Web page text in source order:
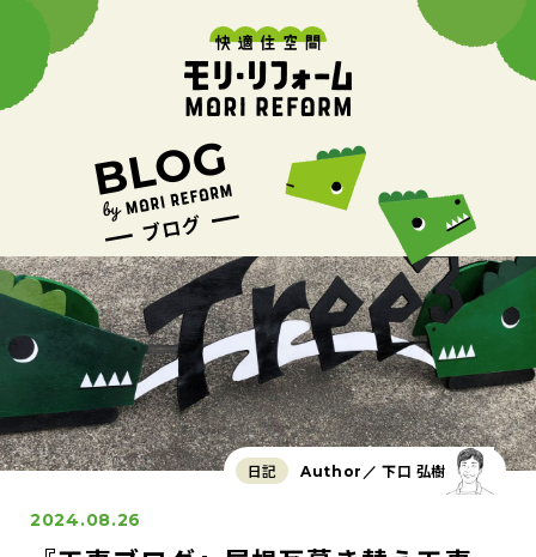
日記 Author／ 下口 弘樹
2024.08.26